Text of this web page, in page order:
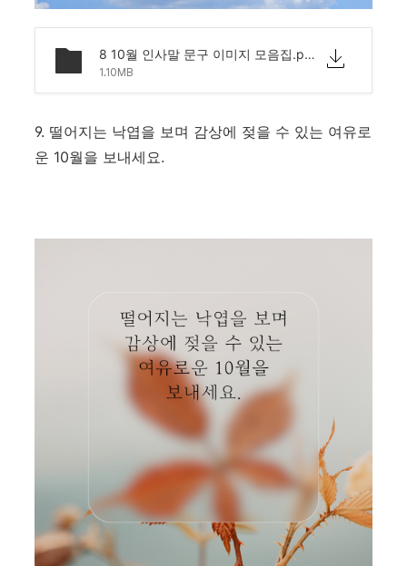
8 10월 인사말 문구 이미지 모음집.png
1.10MB
9. 떨어지는 낙엽을 보며 감상에 젖을 수 있는 여유로
운 10월을 보내세요.